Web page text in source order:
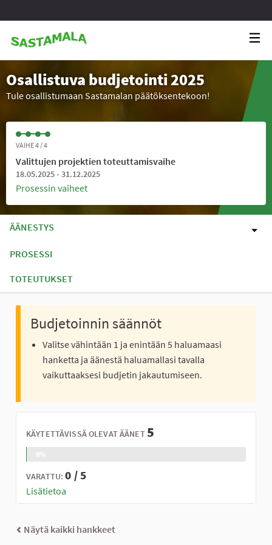
Osallistuva budjetointi 2025
Tule osallistumaan Sastamalan päätöksentekoon!
VAIHE 4 / 4
Valittujen projektien toteuttamisvaihe
18.05.2025 - 31.12.2025
Prosessin vaiheet
ÄÄNESTYS
PROSESSI
TOTEUTUKSET
Budjetoinnin säännöt
Valitse vähintään 1 ja enintään 5 haluamaasi
hanketta ja äänestä haluamallasi tavalla
vaikuttaaksesi budjetin jakautumiseen.
KÄYTETTÄVISSÄ OLEVAT ÄÄNET5
VARATTU:0 / 5
Lisätietoa
Näytä kaikki hankkeet